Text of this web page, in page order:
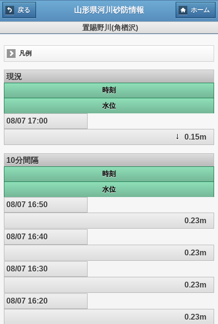
戻る 山形県河川砂防情報 ホーム
置賜野川(角楢沢)
凡例
現況
時刻
水位
08/07 17:00
0.15m
10分間隔
時刻
水位
08/07 16:50
0.23m
08/07 16:40
0.23m
08/07 16:30
0.23m
08/07 16:20
0.23m